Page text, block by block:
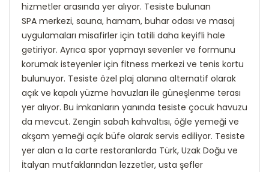
hizmetler arasında yer alıyor. Tesiste bulunan
SPA merkezi, sauna, hamam, buhar odası ve masaj
uygulamaları misafirler için tatili daha keyifli hale
getiriyor. Ayrıca spor yapmayı sevenler ve formunu
korumak isteyenler için fitness merkezi ve tenis kortu
bulunuyor. Tesiste özel plaj alanına alternatif olarak
açık ve kapalı yüzme havuzları ile güneşlenme terası
yer alıyor. Bu imkanların yanında tesiste çocuk havuzu
da mevcut. Zengin sabah kahvaltısı, öğle yemeği ve
akşam yemeği açık büfe olarak servis ediliyor. Tesiste
yer alan a la carte restoranlarda Türk, Uzak Doğu ve
İtalyan mutfaklarından lezzetler, usta şefler